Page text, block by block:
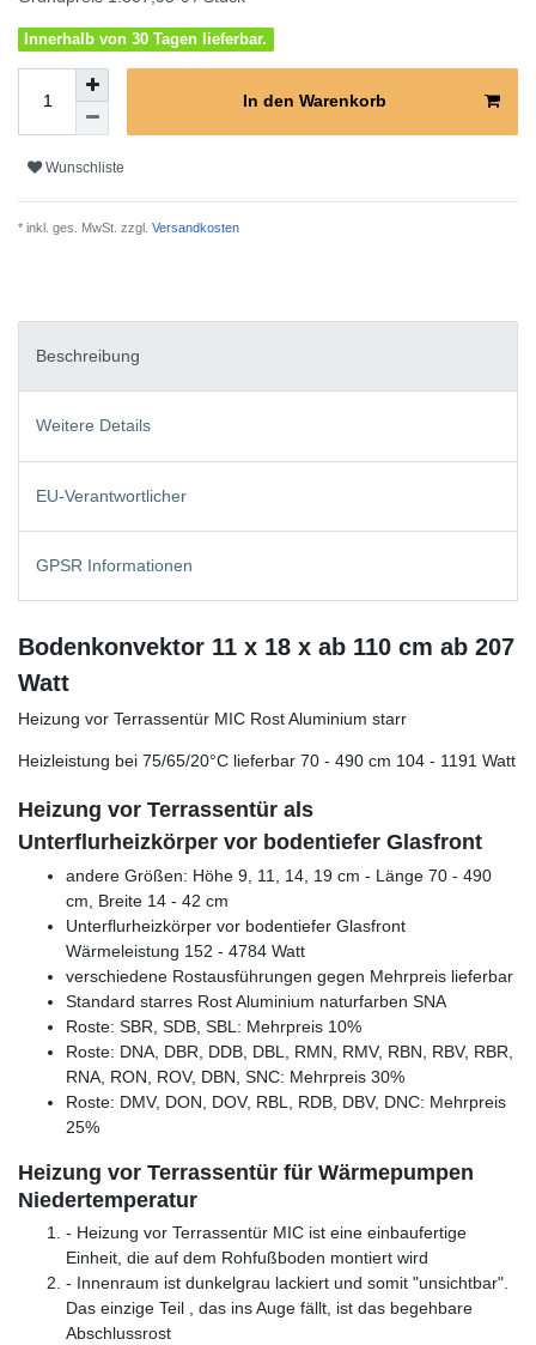
Innerhalb von 30 Tagen lieferbar.
In den Warenkorb
Wunschliste
* inkl. ges. MwSt. zzgl. Versandkosten
Beschreibung
Weitere Details
EU-Verantwortlicher
GPSR Informationen
Bodenkonvektor 11 x 18 x ab 110 cm ab 207
Watt
Heizung vor Terrassentür MIC Rost Aluminium starr
Heizleistung bei 75/65/20°C lieferbar 70 - 490 cm 104 - 1191 Watt
Heizung vor Terrassentür als
Unterflurheizkörper vor bodentiefer Glasfront
andere Größen: Höhe 9, 11, 14, 19 cm - Länge 70 - 490
cm, Breite 14 - 42 cm
Unterflurheizkörper vor bodentiefer Glasfront
Wärmeleistung 152 - 4784 Watt
verschiedene Rostausführungen gegen Mehrpreis lieferbar
Standard starres Rost Aluminium naturfarben SNA
Roste: SBR, SDB, SBL: Mehrpreis 10%
Roste: DNA, DBR, DDB, DBL, RMN, RMV, RBN, RBV, RBR,
RNA, RON, ROV, DBN, SNC: Mehrpreis 30%
Roste: DMV, DON, DOV, RBL, RDB, DBV, DNC: Mehrpreis
25%
Heizung vor Terrassentür für Wärmepumpen
Niedertemperatur
- Heizung vor Terrassentür MIC ist eine einbaufertige
Einheit, die auf dem Rohfußboden montiert wird
- Innenraum ist dunkelgrau lackiert und somit "unsichtbar".
Das einzige Teil , das ins Auge fällt, ist das begehbare
Abschlussrost